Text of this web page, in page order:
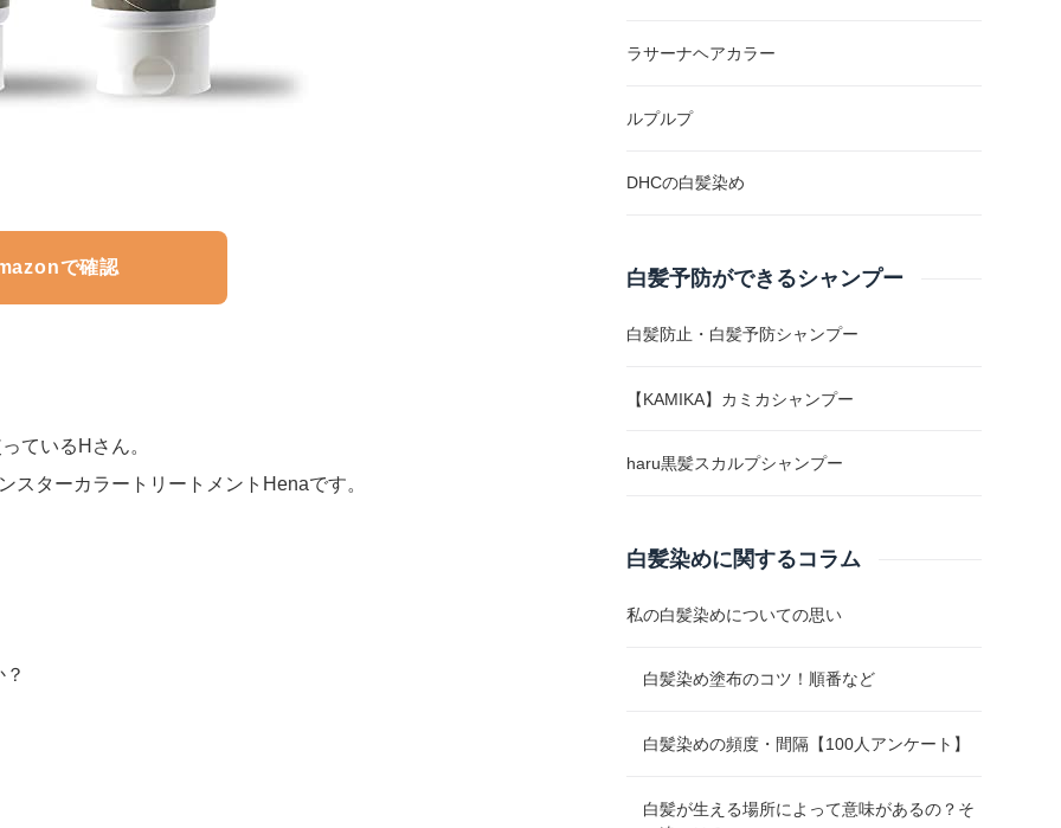
で確認
ているHさん。
スターカラートリートメントHenaです。
ラサーナヘアカラー
ルプルプ
DHCの白髪染め
白髪予防ができるシャンプー
白髪防止・白髪予防シャンプー
【KAMIKA】カミカシャンプー
haru黒髪スカルプシャンプー
白髪染めに関するコラム
私の白髪染めについての思い
白髪染め塗布のコツ！順番など
白髪染めの頻度・間隔【100人アンケート】
白髪が生える場所によって意味があるの？そ